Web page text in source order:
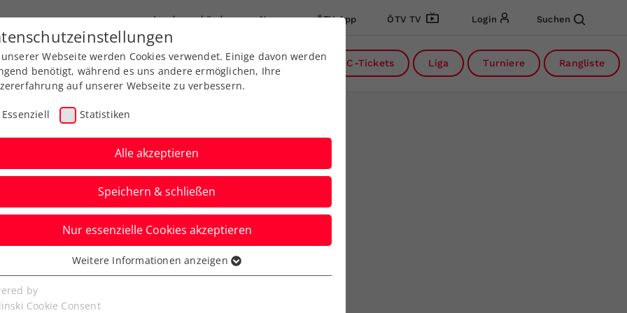
Landesverbände News ÖTV App ÖTV TV Login Suchen
Ausbildung Services Über uns DC-Tickets Liga Turniere Rangliste
Tour powered by
holt im Doppel
Webseite werden Cookies verwendet. Einige davon werden
benötigt, während es uns andere ermöglichen, Ihre
auf unserer Webseite zu verbessern.
Essenziell Statistiken
Alle akzeptieren
Speichern & schließen
Nur essenzielle Cookies akzeptieren
Cookies werden für grundlegende Funktionen der
benötigt. Dadurch ist gewährleistet, dass die Webseite
Weitere Informationen anzeigen
by
Cookie Consent